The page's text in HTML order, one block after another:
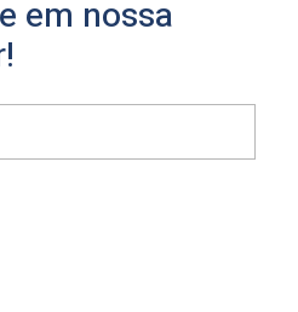
em nossa